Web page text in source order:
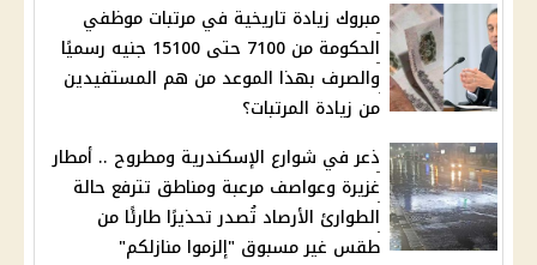
مبروك زيادة تاريخية في مرتبات موظفي
الحكومة من 7100 حتى 15100 جنيه رسميًا
والصرف بهذا الموعد من هم المستفيدين
من زيادة المرتبات؟
ذعر في شوارع الإسكندرية ومطروح .. أمطار
غزيرة وعواصف مرعبة ومناطق تترفع حالة
الطوارئ الأرصاد تُصدر تحذيرًا طارئًا من
طقس غير مسبوق "إلزموا منازلكم"